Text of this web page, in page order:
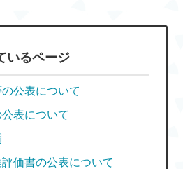
いるページ
公表について
表について
価書の公表について